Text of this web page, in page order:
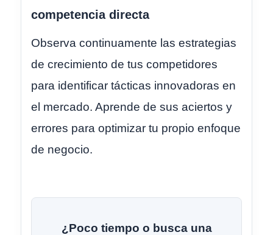
competencia directa
Observa continuamente las estrategias
de crecimiento de tus competidores
para identificar tácticas innovadoras en
el mercado. Aprende de sus aciertos y
errores para optimizar tu propio enfoque
de negocio.
¿Poco tiempo o busca una